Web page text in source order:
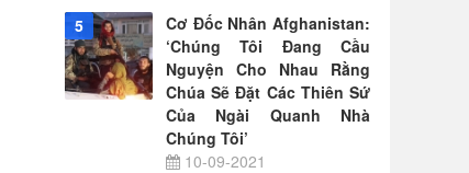
5
Cơ Đốc Nhân Afghanistan:
‘Chúng Tôi Đang Cầu
Nguyện Cho Nhau Rằng
Chúa Sẽ Đặt Các Thiên Sứ
Của Ngài Quanh Nhà
Chúng Tôi’
10-09-2021